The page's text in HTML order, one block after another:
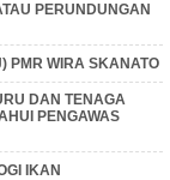
PERUNDUNGAN
PMR WIRA SKANATO
DAN TENAGA
PENGAWAS
IKAN